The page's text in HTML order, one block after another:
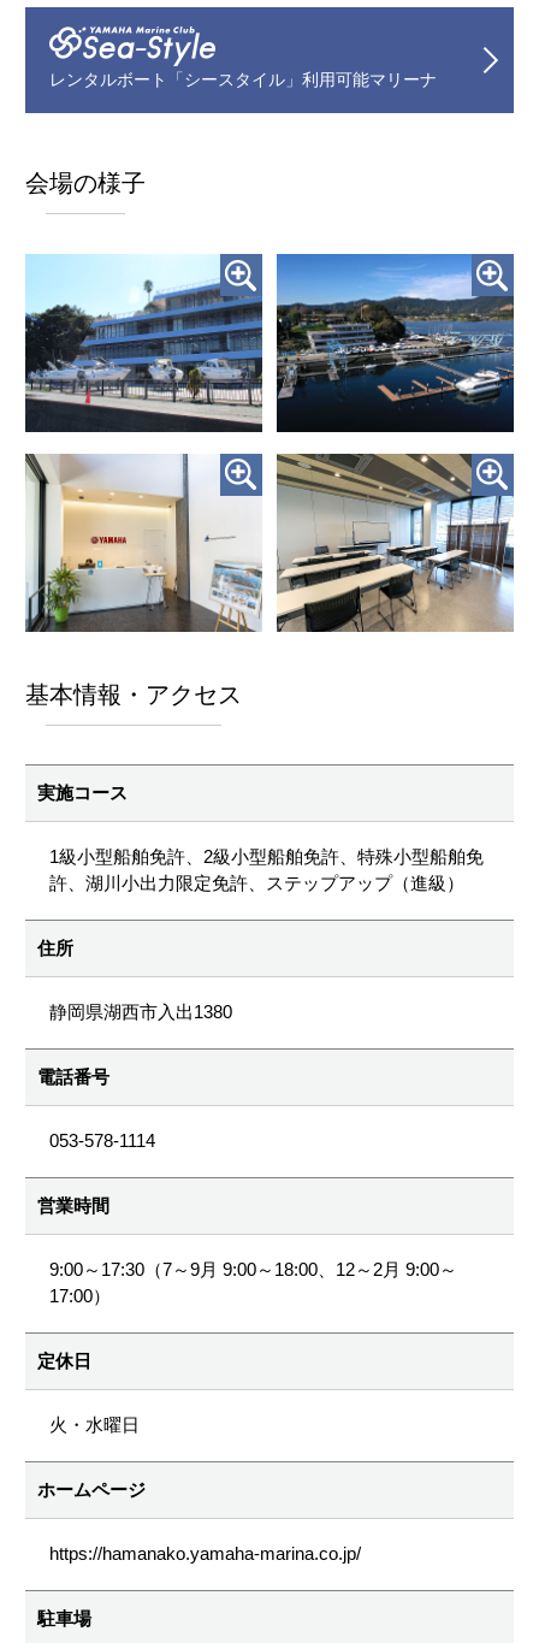
レンタルボート「シースタイル」利用可能マリーナ
会場の様子
基本情報・アクセス
実施コース
1級小型船舶免許、2級小型船舶免許、特殊小型船舶免
許、湖川小出力限定免許、ステップアップ（進級）
住所
静岡県湖西市入出1380
電話番号
053-578-1114
営業時間
9:00～17:30（7～9月 9:00～18:00、12～2月 9:00～
17:00）
定休日
火・水曜日
ホームページ
https://hamanako.yamaha-marina.co.jp/
駐車場